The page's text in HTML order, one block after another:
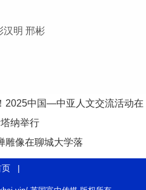
汉明 邢彬
2025中国—中亚人文交流活动在
纳举行
雕像在聊城大学落
页 |